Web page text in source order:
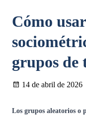
Cómo
grupos de
14 de abril de 2026
Los grupos aleatorios o